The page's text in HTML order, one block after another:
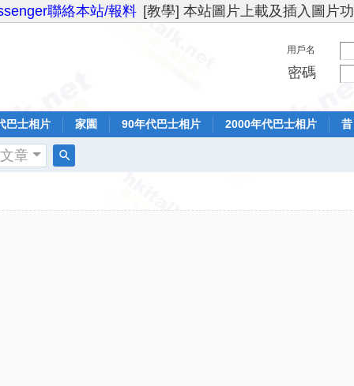
聯絡本站/報料 [教學] 本站圖片上載及插入圖片
用戶名
密碼
巴士相片 家園 90年代巴士相片 2000年代巴士相片
文章